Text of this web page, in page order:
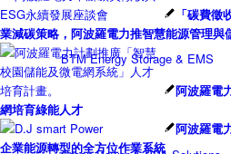
BTM Energy Storage & EMS
「碳費
業減碳策略，阿波羅電力推智慧能源管理與
阿波羅電
網培育綠能人才
阿波羅電
企業能源轉型的全方位作業系統